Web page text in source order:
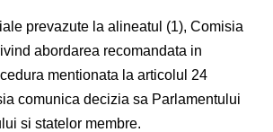
prevazute la alineatul (1), Comisia
abordarea recomandata in
mentionata la articolul 24
comunica decizia sa Parlamentului
si statelor membre.